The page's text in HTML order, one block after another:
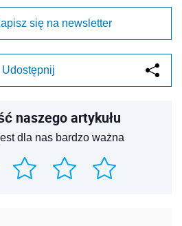
się na newsletter
Udostępnij
naszego artykułu
dla nas bardzo ważna